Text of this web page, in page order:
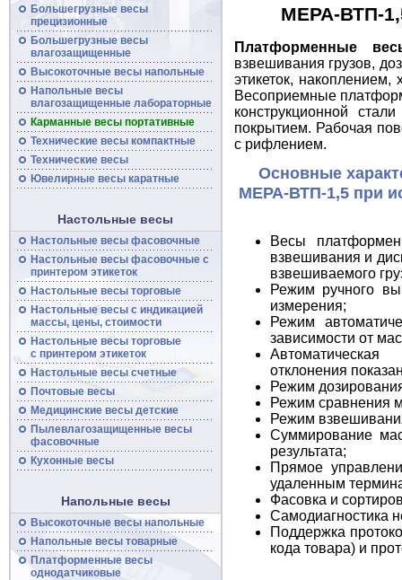
Большегрузные весы
прецизионные
Большегрузные весы
влагозащищенные
Высокоточные весынапольные
Напольные весы
влагозащищенные лабораторные
Карманные весы портативные
Технические весыкомпактные
Технические весы
Ювелирные весы каратные
Настольные весы
Настольные весы фасовочные
Настольные весыфасовочные с
принтером этикеток
Настольные весы торговые
Настольныевесыс индикацией
массы, цены, стоимости
Настольные весыторговые
с принтером этикеток
Настольные весысчетные
Почтовые весы
Медицинские весы детские
Пылевлагозащищенные весы
фасовочные
Кухонные весы
Напольные весы
Высокоточные весынапольные
Напольные весытоварные
Платформенные весы
однодатчиковые
МЕРА-ВТП-
Платформенные
взвешивания грузов,
этикеток,
Весоприемные
конструкционной
покрытием. Рабочая
с рифлением.
Основные
МЕРА-ВТП-1,5 при
Весы
взвешивания и
взвешиваемого
Режим ручного
измерения;
Режим
зависимости от
отклонения
Режим
Режим сравнения
Режим
Суммирование
результата;
Прямое
удаленным
Фасовка и
Самодиагностика
Поддержка
кода товара) и